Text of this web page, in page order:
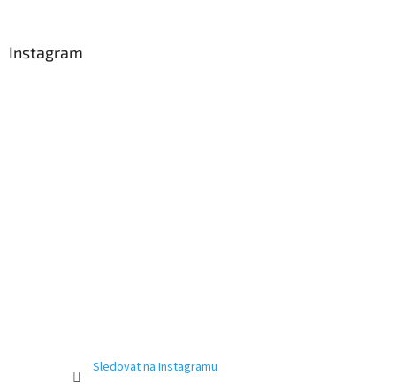
Instagram
Sledovat na Instagramu